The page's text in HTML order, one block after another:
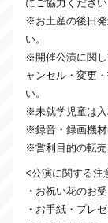
にご協力ください
※お土産の後日
い。
※開催公演に関
ャンセル・変更
い。
※未就学児童は
※録音・録画機
※営利目的の転
<公演に関する注
・お祝い花のお
・お手紙・プレ